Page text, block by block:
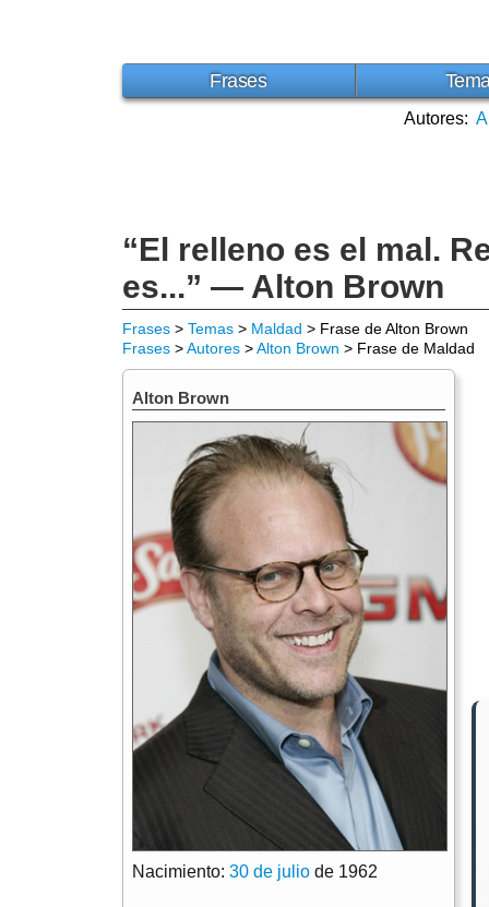
Frases
Autores: A
“El relleno es el mal.
es...” — Alton Brown
Frases > Temas > Maldad > Frase de Alton Brown
Frases >Autores >Alton Brown > Frase de Maldad
Alton Brown
Nacimiento: 30 de julio de 1962